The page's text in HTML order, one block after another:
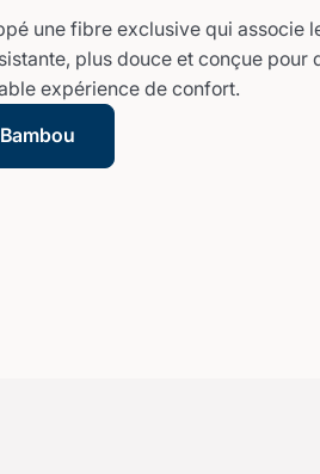
une fibre exclusive qui associe
plus douce et conçue pour
expérience de confort.